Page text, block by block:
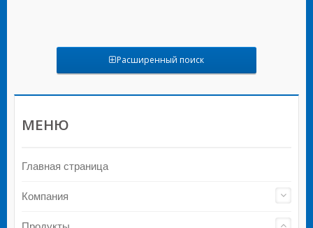
Расширенный поиск
МЕНЮ
Главная страница
Компания